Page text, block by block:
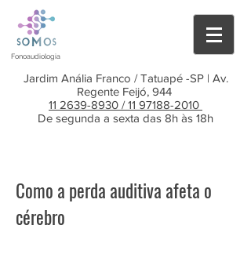
Fonoaudiologia
Jardim Anália Franco / Tatuapé -SP | Av.
Regente Feijó, 944
11 2639-8930 /11 97188-2010
De segunda a sexta das 8h às 18h
Como a perda auditiva afeta o
cérebro